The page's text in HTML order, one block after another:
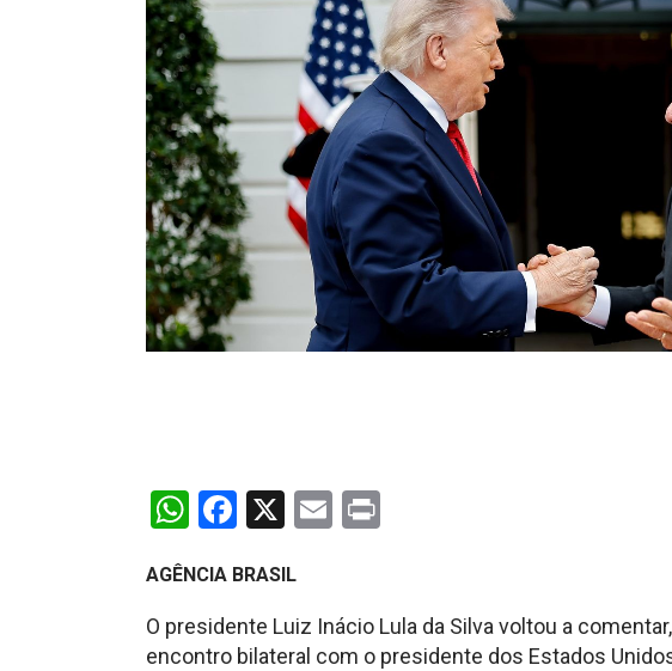
WhatsApp
Facebook
X Email
AGÊNCIA BRASIL
O presidente Luiz Inácio Lula da Silva voltou a
encontro bilateral com o presidente dos Estados